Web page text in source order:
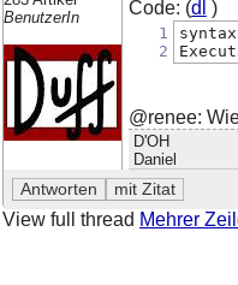
BenutzerIn
Code: (dl )
1
2
@renee:
D'OH
Daniel
View full thread Mehrer